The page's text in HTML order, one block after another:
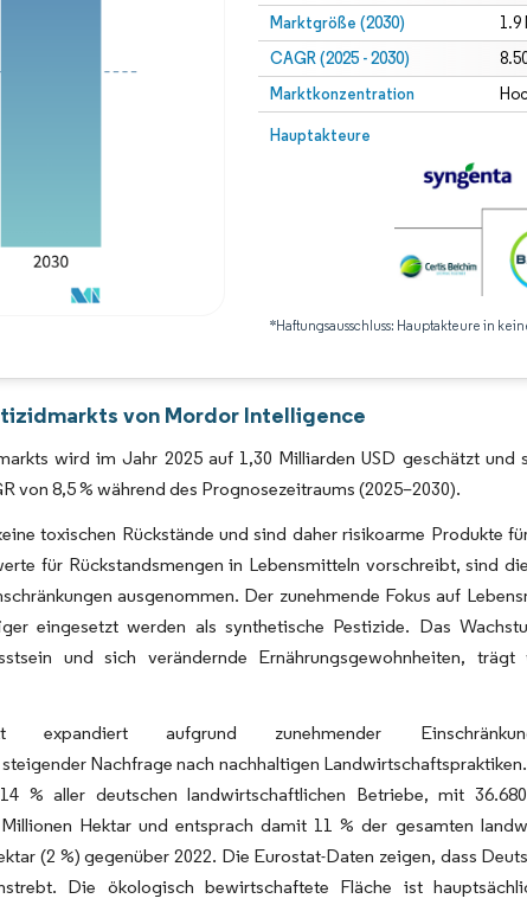
Marktgröße (2030) 1.9
CAGR (2025 - 2030)
Marktkonzentration
Hauptakteure
*Haftungsausschluss: Hauptakteure in
erfordert Namensnennung gemäß CC BY 4.0.
von Mordor Intelligence
wird im Jahr 2025 auf 1,30 Milliarden USD geschätzt und
von 8,5 % während des Prognosezeitraums (2025–2030).
toxischen Rückstände und sind daher risikoarme Produkte
für Rückstandsmengen in Lebensmitteln vorschreibt, sind
ausgenommen. Der zunehmende Fokus auf
eingesetzt werden als synthetische Pestizide. Das
und sich verändernde Ernährungsgewohnheiten,
expandiert aufgrund zunehmender
Nachfrage nach nachhaltigen
% aller deutschen landwirtschaftlichen Betriebe, mit
Hektar und entsprach damit 11 % der gesamten
(2 %) gegenüber 2022. Die Eurostat-Daten zeigen, dass
Die ökologisch bewirtschaftete Fläche ist